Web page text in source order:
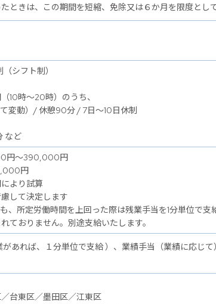
ときは、この期間を短縮、免除又は６か月を限度とし
シフト制）
10時～20時）のうち、
変動）/ 休憩90分 / 7日～10日休制
など
円～390,000円
円
より試算
して決定します
、所定労働時間を上回った際は残業手当を1分単位で支
ておりません。別途支給いたします。
あれば、１分単位で支給 ）、業績手当（業績に応じ
台東区／墨田区／江東区